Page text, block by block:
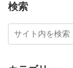
検索